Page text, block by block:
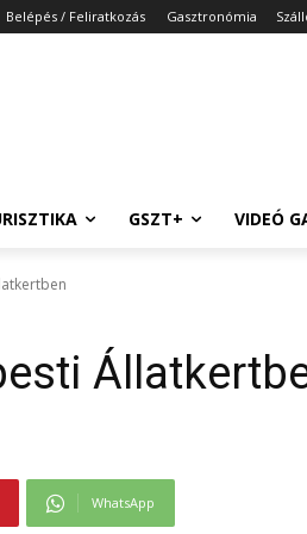
Belépés / Feliratkozás Gasztronómia
GSZT+ VIDEÓ
WhatsApp